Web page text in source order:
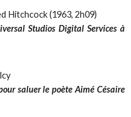
Hitchcock (1963, 2h09)
Studios Digital Services à
saluer le poète Aimé Césaire